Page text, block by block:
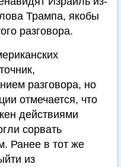
Трампа, якобы
разговора.
разговора, но
отмечается, что
действиями
сорвать
Ранее в тот же
из